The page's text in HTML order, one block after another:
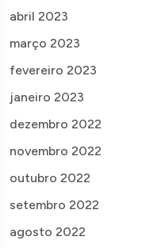
abril 2023
março 2023
fevereiro 2023
janeiro 2023
dezembro 2022
novembro 2022
outubro 2022
setembro 2022
agosto 2022